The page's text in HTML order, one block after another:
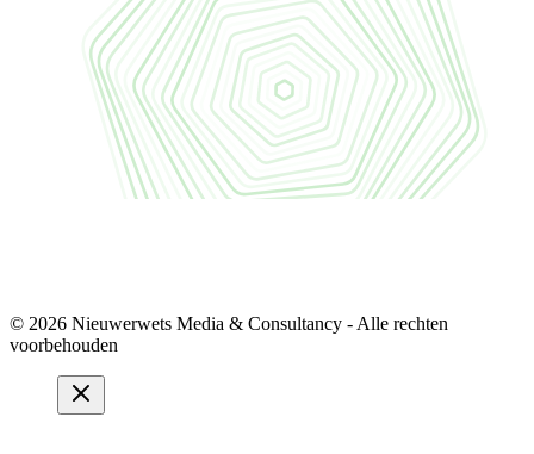
© 2026 Nieuwerwets Media & Consultancy - Alle rechten
voorbehouden